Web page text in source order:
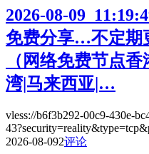
2026-08-
免费分享…不定期
（网络免费节点
湾|马来西亚|…
vless://b6f3b292-00c9-430e-
2026-08-092评论